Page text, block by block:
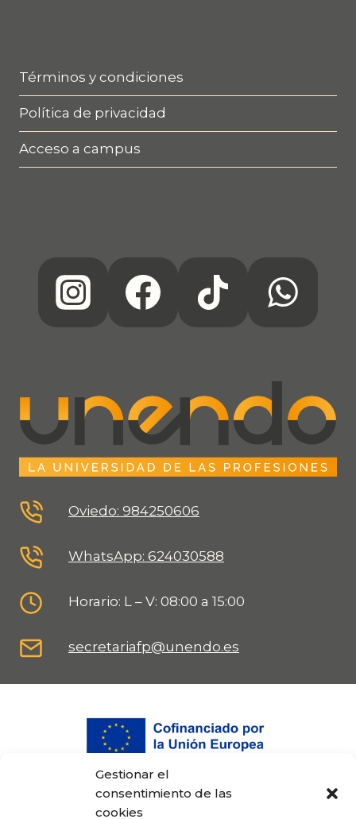
Gestionar el
consentimiento de las
cookies
Términos y condiciones
Política de privacidad
Acceso a campus
Oviedo: 984250606
WhatsApp: 624030588
Horario: L – V: 08:00 a 15:00
secretariafp@unendo.es